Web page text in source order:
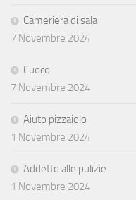
Cameriera di sala
7 Novembre 2024
Cuoco
7 Novembre 2024
Aiuto pizzaiolo
1 Novembre 2024
Addetto alle pulizie
1 Novembre 2024